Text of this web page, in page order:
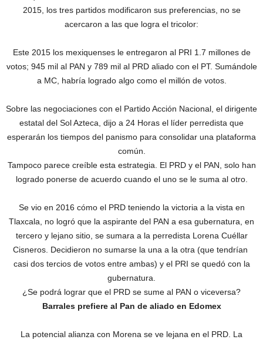
2015, los tres partidos modificaron sus preferencias, no se
acercaron a las que logra el tricolor:
Este 2015 los mexiquenses le entregaron al PRI 1.7 millones de
votos; 945 mil al PAN y 789 mil al PRD aliado con el PT. Sumándole
a MC, habría logrado algo como el millón de votos.
Sobre las negociaciones con el Partido Acción Nacional, el dirigente
estatal del Sol Azteca, dijo a 24 Horas el líder perredista que
esperarán los tiempos del panismo para consolidar una plataforma
común.
Tampoco parece creíble esta estrategia. El PRD y el PAN, solo han
logrado ponerse de acuerdo cuando el uno se le suma al otro.
Se vio en 2016 cómo el PRD teniendo la victoria a la vista en
Tlaxcala, no logró que la aspirante del PAN a esa gubernatura, en
tercero y lejano sitio, se sumara a la perredista Lorena Cuéllar
Cisneros. Decidieron no sumarse la una a la otra (que tendrían
casi dos tercios de votos entre ambas) y el PRI se quedó con la
gubernatura.
¿Se podrá lograr que el PRD se sume al PAN o viceversa?
Barrales prefiere al Pan de aliado en Edomex
La potencial alianza con Morena se ve lejana en el PRD. La